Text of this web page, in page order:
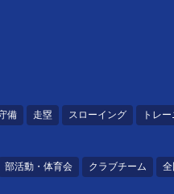
備 走塁 スローイング トレ
部活動・体育会 クラブチーム